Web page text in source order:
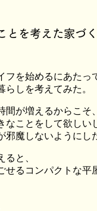
とを考えた家づ
フを始めるにあたっ
らしを考えてみた。
間が増えるからこそ、
なことをして欲しい
邪魔しないようにし
ると、
せるコンパクトな平